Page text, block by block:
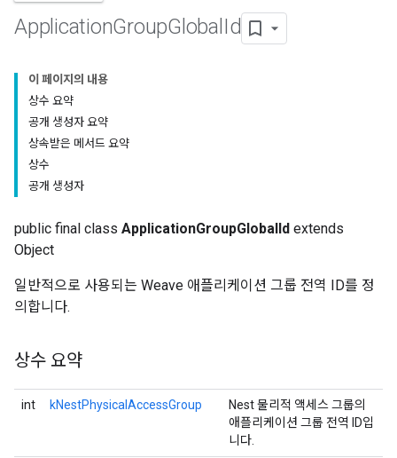
ApplicationGroupGlobal Id
이 페이지의 내용
상수 요약
공개 생성자 요약
상속받은 메서드 요약
상수
공개 생성자
public final class ApplicationGroupGlobalId extends
Object
일반적으로 사용되는 Weave 애플리케이션 그룹 전역 ID를 정
의합니다.
상수 요약
int kNestPhysicalAccessGroup
Nest 물리적 액세스 그룹의
애플리케이션 그룹 전역 ID입
니다.